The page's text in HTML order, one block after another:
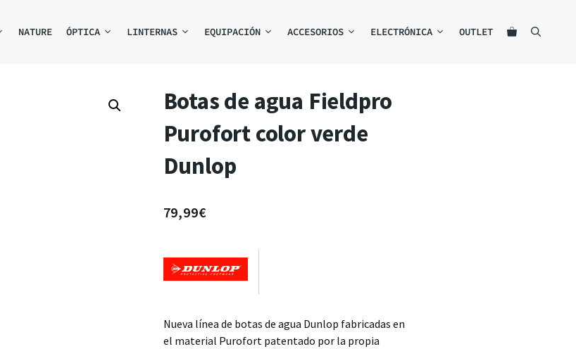
NATURE ÓPTICA LINTERNAS EQUIPACIÓN ACCESORIOS ELECTRÓNICA OUTLET
Botas de agua Fieldpro
Purofort color verde
Dunlop
79,99€
Nueva línea de botas de agua Dunlop fabricadas en
el material Purofort patentado por la propia